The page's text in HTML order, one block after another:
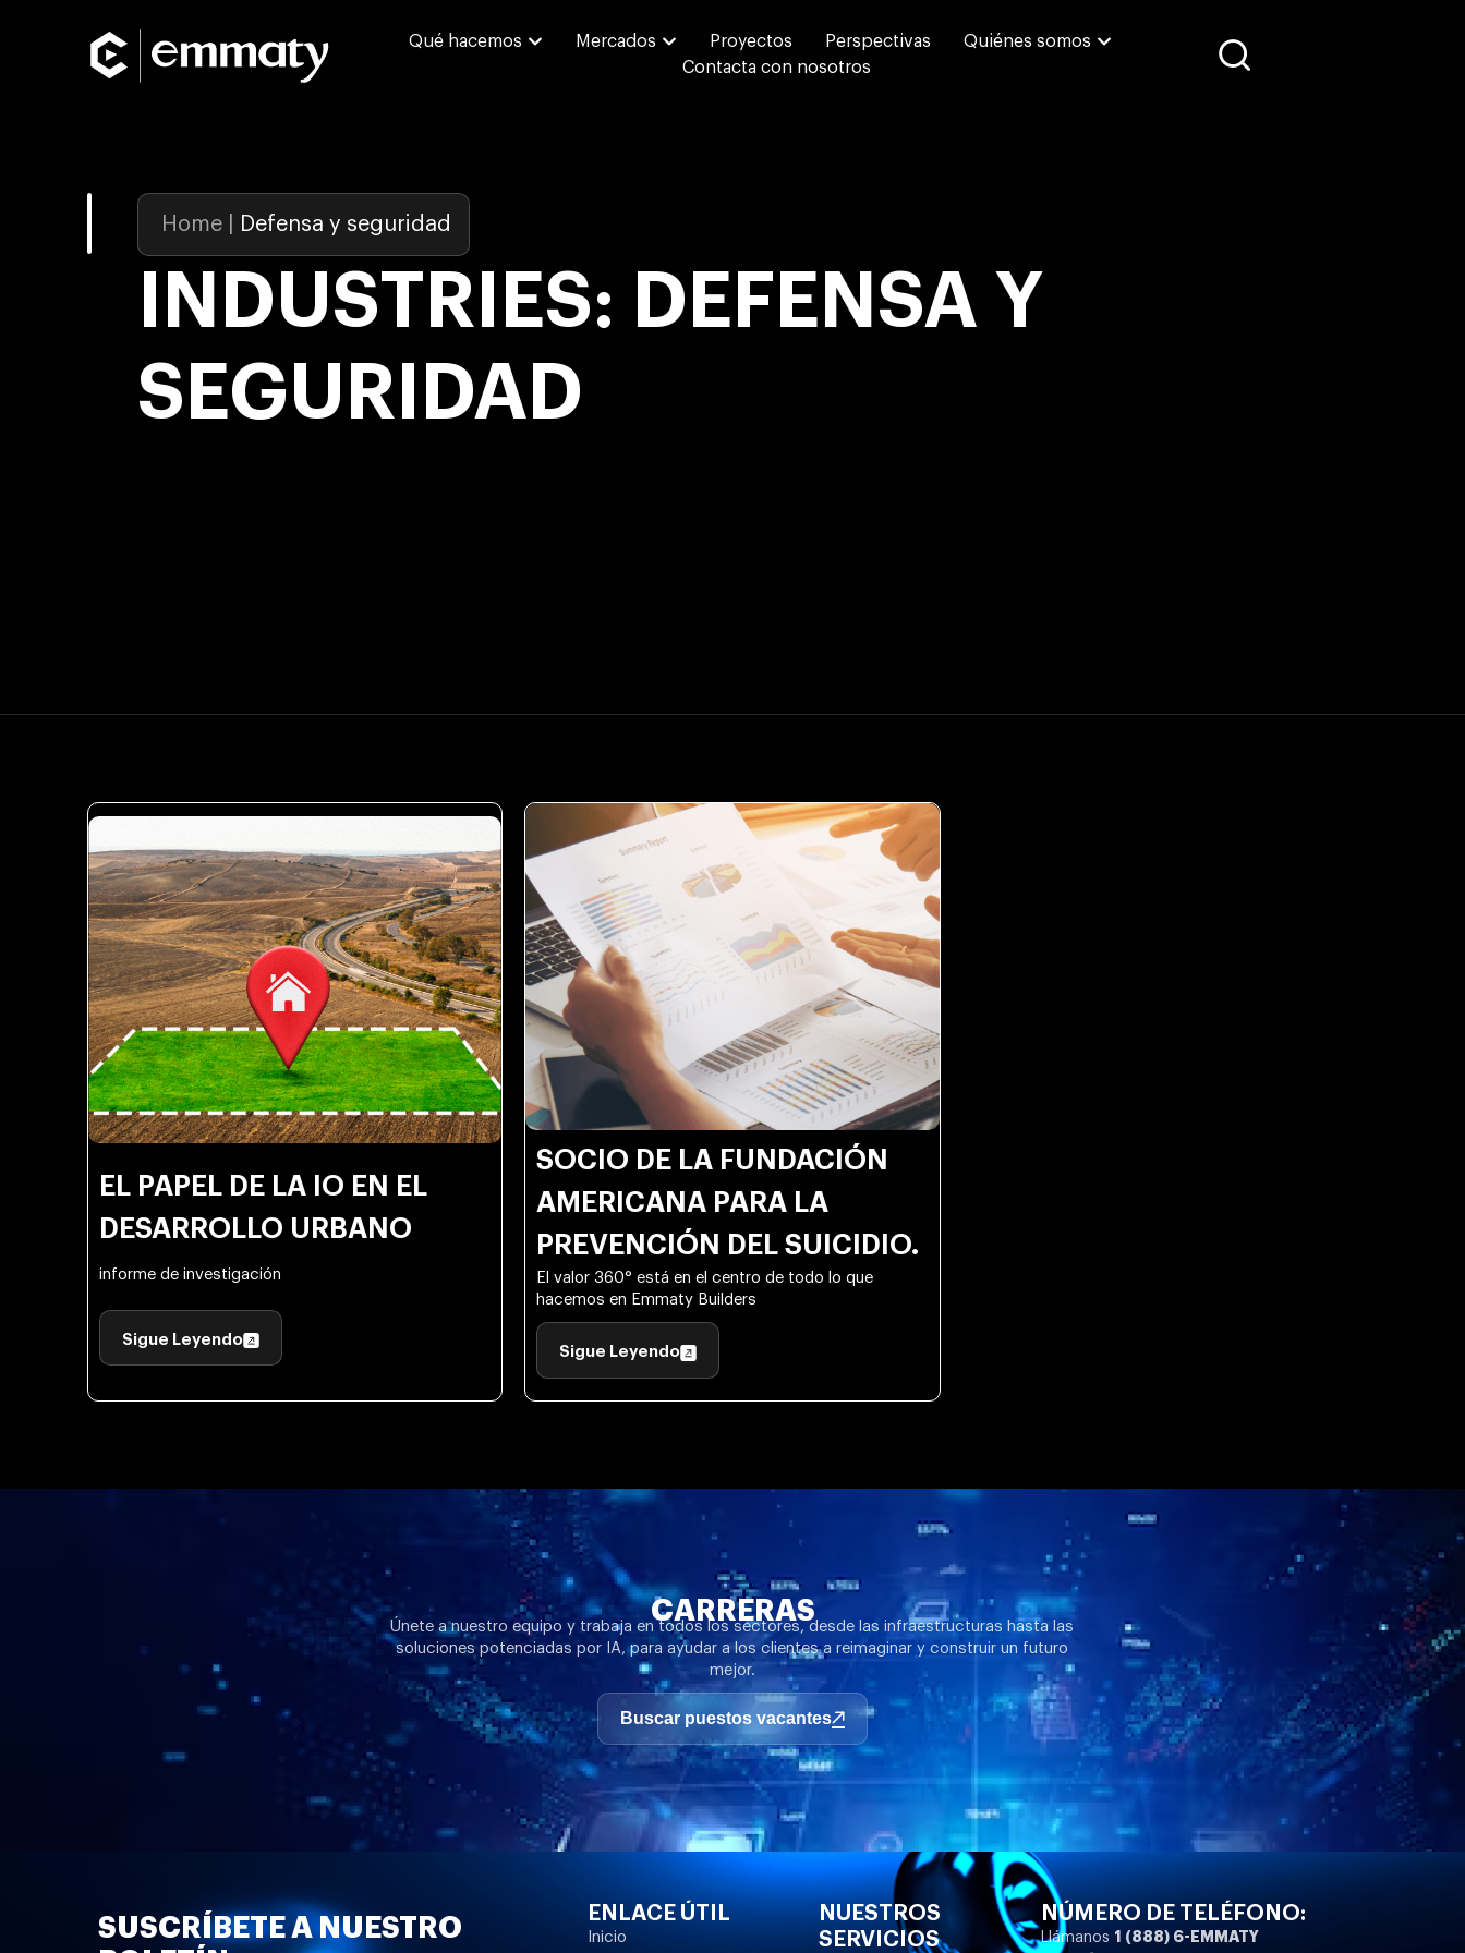
Qué hacemos Mercados Proyectos Perspectivas
Quiénes somos
Contacta con nosotros
Home Defensa y seguridad
INDUSTRIES: DEFENSA Y
SEGURIDAD
EL PAPEL DE LA IO EN EL
DESARROLLO URBANO
informe de investigación
Sigue Leyendo
SOCIO DE LA FUNDACIÓN
AMERICANA PARA LA
PREVENCIÓN DEL SUICIDIO.
El valor 360° está en el centro de todo lo que
hacemos en Emmaty Builders
Sigue Leyendo
CARRERAS
Únete a nuestro equipo y trabaja en todos los sectores, desde las infraestructuras hasta las
soluciones potenciadas por IA, para ayudar a los clientes a reimaginar y construir un futuro
mejor.
Buscar puestos vacantes
SUSCRÍBETE A NUESTRO
ENLACE ÚTIL
Inicio
NUESTROS
SERVICIOS
NÚMERO DE TELÉFONO:
Llámanos 1 (888) 6-EMMATY